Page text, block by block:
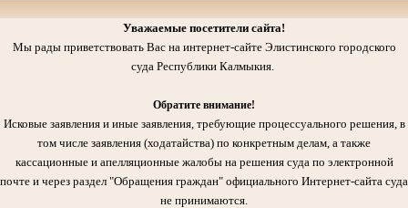
Уважаемые посетители сайта!
Мы рады приветствовать Вас на интернет-сайте Элистинского городского
суда Республики Калмыкия.
Обратите внимание!
Исковые заявления и иные заявления, требующие процессуального решения, в
том числе заявления (ходатайства) по конкретным делам, а также
кассационные и апелляционные жалобы на решения суда по электронной
почте и через раздел "Обращения граждан" официального Интернет-сайта суда
не принимаются.